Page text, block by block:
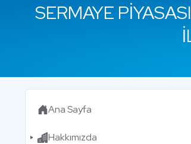
SERMAYE
Ana Sayfa
Hakkımızda